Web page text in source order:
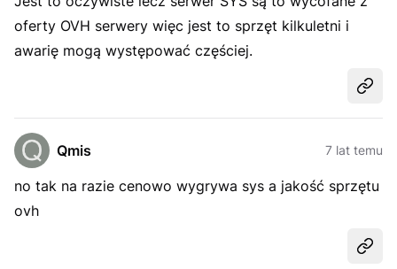
oferty OVH serwery więc jest to sprzęt kilkuletni i
awarię mogą występować częściej.
Qmis 7 lat temu
no tak na razie cenowo wygrywa sys a jakość sprzętu
ovh